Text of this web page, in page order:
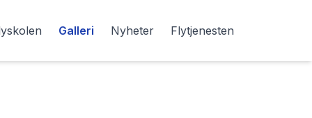
Galleri Nyheter Flytjenesten